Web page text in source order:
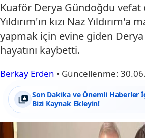
Kuaför Derya Gündoğdu vefat
Yıldırım'ın kızı Naz
yapmak için evine giden
hayatını kaybetti.
Berkay Erden • Güncellenme:
Son Dakika ve Önemli Haberler
Bizi Kaynak Ekleyin!